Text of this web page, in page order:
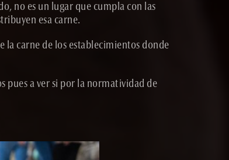
no es un lugar que cumpla con las
esa carne.
la carne de los establecimientos donde
pues a ver si por la normatividad de